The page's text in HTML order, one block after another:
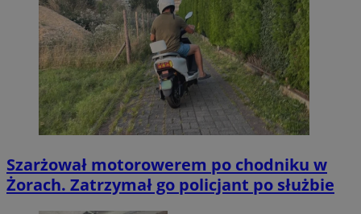
Szarżował motorowerem po chodniku w
Żorach. Zatrzymał go policjant po służbie